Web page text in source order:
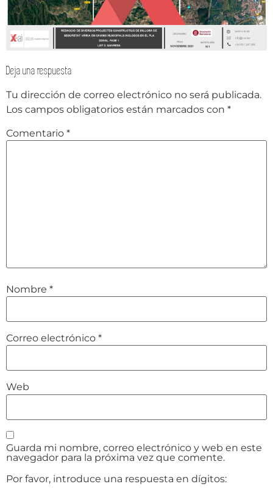
Deja una respuesta
Tu dirección de correo electrónico no será publicada.
Los campos obligatorios están marcados con *
Comentario *
Nombre *
Correo electrónico *
Web
Guarda mi nombre, correo electrónico y web en este
navegador para la próxima vez que comente.
Por favor, introduce una respuesta en dígitos: